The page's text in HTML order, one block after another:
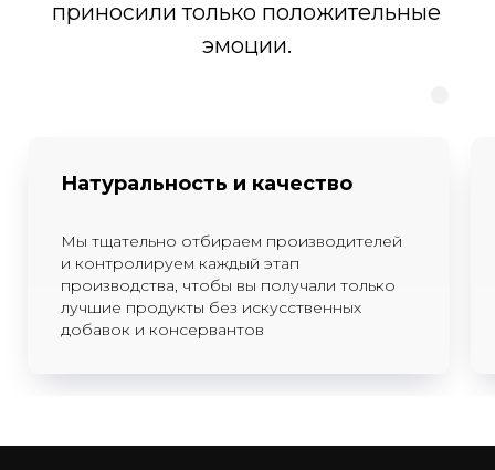
Натуральность и качество
Мы тщательно отбираем производителей
и контролируем каждый этап
производства, чтобы вы получали только
лучшие продукты без искусственных
добавок и консервантов